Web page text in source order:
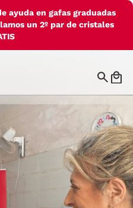
ayuda en gafas graduadas
un 2º par de cristales